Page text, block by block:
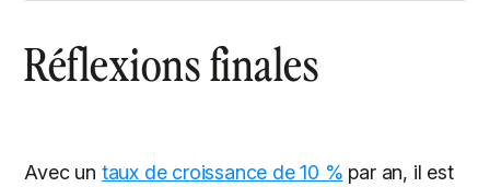
Réflexions finales
Avec un taux de croissance de 10 % par an, il est